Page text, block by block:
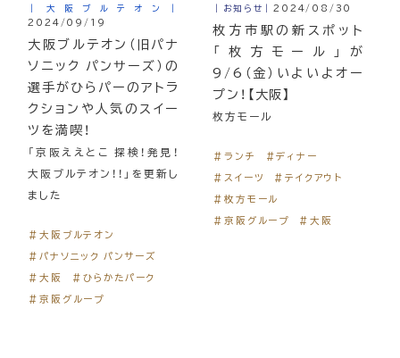
｜大阪ブルテオン｜
2024/09/19
大阪ブルテオン（旧パナ
ソニック パンサーズ）の
選手がひらパーのアトラ
クションや人気のスイー
ツを満喫！
「京阪ええとこ 探検！発見！
大阪ブルテオン！！」を更新し
ました
＃大阪ブルテオン
＃パナソニック パンサーズ
＃大阪
＃ひらかたパーク
＃京阪グループ
｜お知らせ｜2024/08/30
枚方市駅の新スポット
「枚方モール」が
9/6（金）いよいよオー
プン！【大阪】
枚方モール
＃ランチ
＃ディナー
＃スイーツ
＃テイクアウト
＃枚方モール
＃京阪グループ
＃大阪